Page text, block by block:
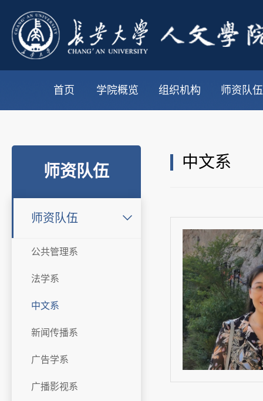
首页 学院概览 组织机构 师资队伍
师资队伍
师资队伍
公共管理系
法学系
中文系
新闻传播系
广告学系
广播影视系
中文系